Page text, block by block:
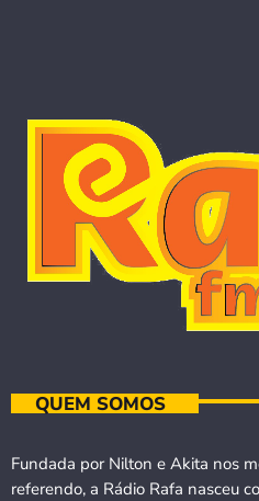
QUEM SOMOS
Fundada por Nilton e Akita nos
referendo, a Rádio Rafa nasceu